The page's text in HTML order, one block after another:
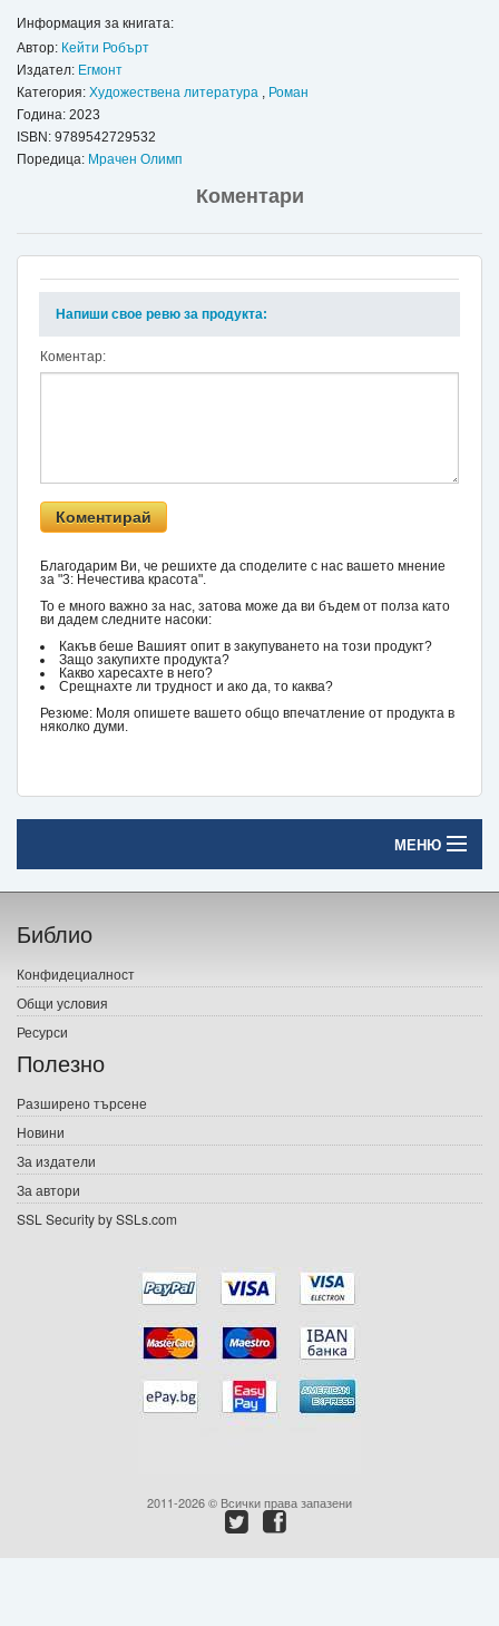
Информация за книгата:
Автор: Кейти Робърт
Издател: Егмонт
Категория: Художествена литература
Роман
Година: 2023
ISBN: 9789542729532
Поредица: Мрачен Олимп
Коментари
Напиши свое ревю за продукта:
Коментар:
Благодарим Ви, че решихте да споделите с нас вашето мнение
за "3: Нечестива красота".
То е много важно за нас, затова може да ви бъдем от полза като
ви дадем следните насоки:
Какъв беше Вашият опит в закупуването на този продукт?
Защо закупихте продукта?
Какво харесахте в него?
Срещнахте ли трудност и ако да, то каква?
Резюме: Моля опишете вашето общо впечатление от продукта в
няколко думи.
МЕНЮ
Начало
Печатни книги
Електронни книги
Е-списания
Подаръци
Ваучери
Библио
Конфидециалност
Общи условия
Ресурси
Полезно
Разширено търсене
Новини
За издатели
За автори
SSL Security by SSLs.com
2011-2026 © Всички права запазени